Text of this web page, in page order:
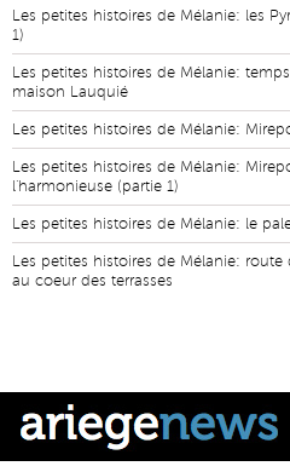
Les petites histoires de Mélanie: les
1)
Les petites histoires de Mélanie:
maison Lauquié
Les petites histoires de Mélanie:
Les petites histoires de Mélanie:
l'harmonieuse (partie 1)
Les petites histoires de Mélanie: le
Les petites histoires de Mélanie: route
au coeur des terrasses